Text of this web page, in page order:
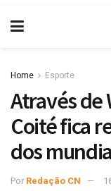
Home Esporte
Através de
Coité fica
dos
Por Redação CN